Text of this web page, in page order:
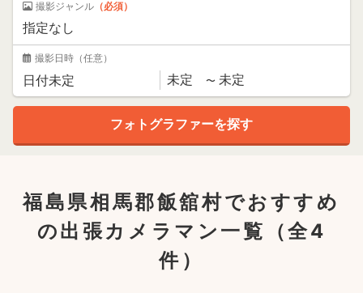
撮影ジャンル （必須）
撮影日時 （任意）
福島県相馬郡飯舘村でおすすめ
の出張カメラマン一覧
（全4
件）